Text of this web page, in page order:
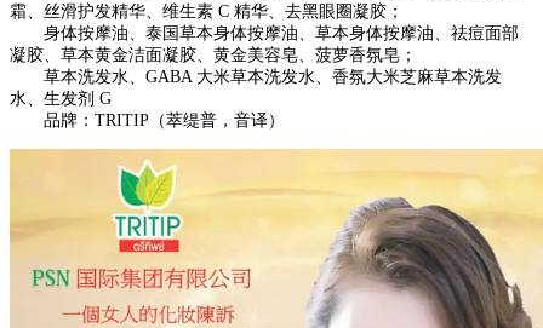
霜、丝滑护发精华、维生素 C 精华、去黑眼圈凝胶；
身体按摩油、泰国草本身体按摩油、草本身体按摩油、祛痘面部
凝胶、草本黄金洁面凝胶、黄金美容皂、菠萝香氛皂；
草本洗发水、GABA 大米草本洗发水、香氛大米芝麻草本洗发
水、生发剂 G
品牌：TRITIP（萃缇普，音译）